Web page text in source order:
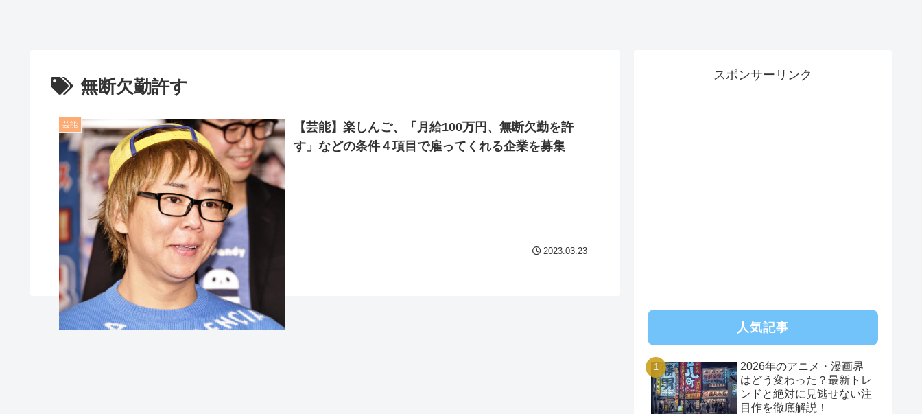
【第7話予告】水10ドラマ『ラムネモンキー』 トレンディなクリスマスイヴ
出した… 他
「本気で潰しにきてる」滝沢秀明の新オーディションが“まんまジャニーズ”とフ
無断欠勤許す
芸能
【芸能】楽しんご、「月給100万円、無断欠勤を許
す」などの条件４項目で雇ってくれる企業を募集
2023.03.23
スポンサーリンク
人気記事
2026年のアニメ・漫画界
はどう変わった？最新トレ
ンドと絶対に見逃せない注
目作を徹底解説！